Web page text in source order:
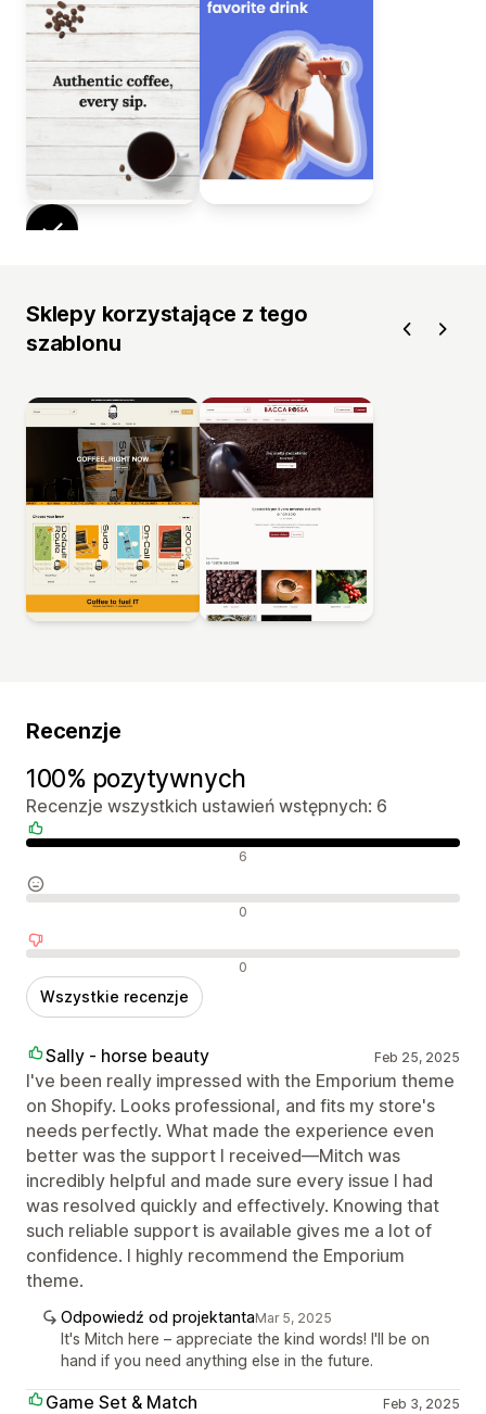
Sklepy korzystające z tego
szablonu
Recenzje
100% pozytywnych
Recenzje wszystkich ustawień wstępnych: 6
Pozytywne recenzje 6
Neutralne recenzje 0
Negatywne recenzje 0
Wszystkie recenzje
Sally - horse beauty Feb 25, 2025
I've been really impressed with the Emporium theme
on Shopify. Looks professional, and fits my store's
needs perfectly. What made the experience even
better was the support I received—Mitch was
incredibly helpful and made sure every issue I had
was resolved quickly and effectively. Knowing that
such reliable support is available gives me a lot of
confidence. I highly recommend the Emporium
theme.
Odpowiedź od projektantaMar 5, 2025
It's Mitch here – appreciate the kind words! I'll be on
hand if you need anything else in the future.
Game Set & Match Feb 3, 2025